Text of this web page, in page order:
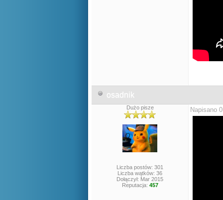
osadnik
Dużo pisze
Liczba postów: 301
Liczba wątków: 36
Dołączył: Mar 2015
Reputacja: 457
Napisano